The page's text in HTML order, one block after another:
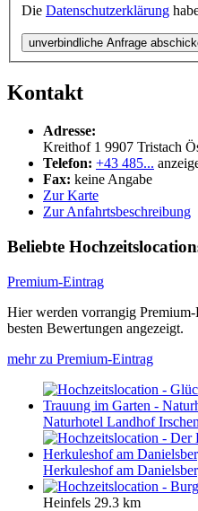
Die Datenschutzerklärung
unverbindliche Anfrage
Kontakt
Adresse:
Kreithof 1 9907 Tristach
Telefon: +43 485...
Fax: keine Angabe
Zur Karte
Zur Anfahrtsbeschreibung
Beliebte
Premium-Eintrag
Hier werden vorrangig
besten Bewertungen angezeigt.
mehr zu Premium-Eintrag
Naturhotel Landhof Irschen
Herkuleshof am
Heinfels 29.3 km